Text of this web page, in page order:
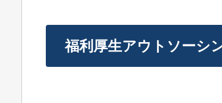
福利厚生アウトソーシ